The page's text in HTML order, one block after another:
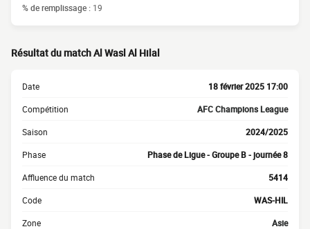
% de remplissage : 19
Résultat du match Al Wasl Al Hilal
Date 18 février 2025 17:00
Compétition AFC Champions League
Saison 2024/2025
Phase Phase de Ligue - Groupe B - journée 8
Affluence du match 5414
Code WAS-HIL
Zone Asie